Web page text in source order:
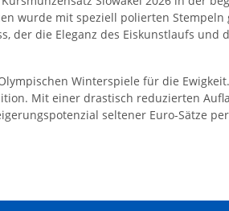
wurde mit speziell polierten Stempeln
der die Eleganz des Eiskunstlaufs und
Winterspiele für die
Mit einer drastisch reduzierten
seltener Euro-Sätze